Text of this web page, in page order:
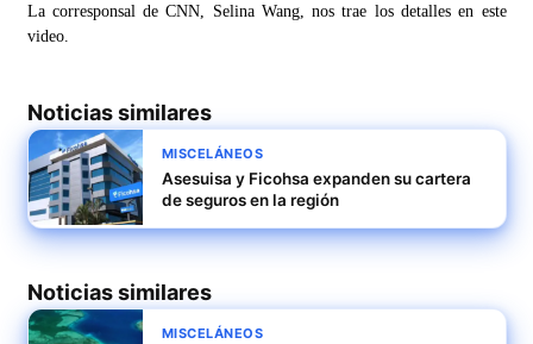
La corresponsal de CNN, Selina Wang, nos trae los detalles en este
video.
Noticias similares
MISCELÁNEOS
Asesuisa y Ficohsa expanden su cartera
de seguros en la región
Noticias similares
MISCELÁNEOS